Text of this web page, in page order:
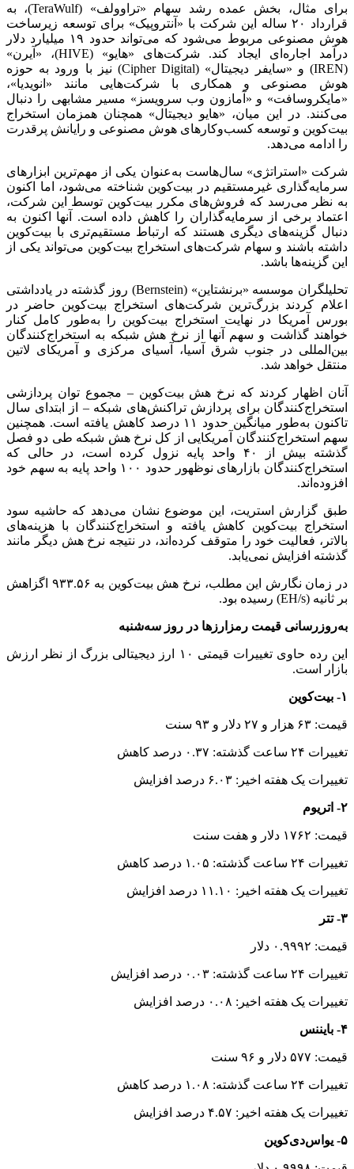
برای مثال، بخش عمده رشد سهام «تراوولف» (TeraWulf)، به
قرارداد ۲۰ ساله این شرکت با «آنتروپیک» برای توسعه زیرساخت
هوش مصنوعی مربوط می‌شود که می‌تواند حدود ۱۹ میلیارد دلار
درآمد اجاره‌ای ایجاد کند. شرکت‌های «هایو» (HIVE)، «آیرن»
(IREN) و «سایفر دیجیتال» (Cipher Digital) نیز با ورود به حوزه
هوش مصنوعی و همکاری با شرکت‌هایی مانند «انویدیا»،
«مایکروسافت» و «آمازون وب سرویسز» مسیر مشابهی را دنبال
می‌کنند. در این میان، «هایو دیجیتال» همچنان همزمان استخراج
بیت‌کوین و توسعه کسب‌وکارهای هوش مصنوعی و رایانش پرقدرت
را ادامه می‌دهد.
شرکت «استراتژی» سال‌هاست به‌عنوان یکی از مهم‌ترین ابزارهای
سرمایه‌گذاری غیرمستقیم در بیت‌کوین شناخته می‌شود، اما اکنون
به نظر می‌رسد که فروش‌های مکرر بیت‌کوین توسط این شرکت،
اعتماد برخی از سرمایه‌گذاران را کاهش داده است. آنها اکنون به
دنبال گزینه‌های دیگری هستند که ارتباط مستقیم‌تری با بیت‌کوین
داشته باشند و سهام شرکت‌های استخراج بیت‌کوین می‌تواند یکی از
این گزینه‌ها باشد.
تحلیلگران موسسه «برنشتاین» (Bernstein) روز گذشته در یادداشتی
اعلام کردند بزرگ‌ترین شرکت‌های استخراج بیت‌کوین حاضر در
بورس آمریکا در نهایت استخراج بیت‌کوین را به‌طور کامل کنار
خواهند گذاشت و سهم آنها از نرخ هش شبکه به استخراج‌کنندگان
بین‌المللی در جنوب شرق آسیا، آسیای مرکزی و آمریکای لاتین
منتقل خواهد شد.
آنان اظهار کردند که نرخ هش بیت‌کوین – مجموع توان پردازشی
استخراج‌کنندگان برای پردازش تراکنش‌های شبکه – از ابتدای سال
تاکنون به‌طور میانگین حدود ۱۱ درصد کاهش یافته است. همچنین
سهم استخراج‌کنندگان آمریکایی از کل نرخ هش شبکه طی دو فصل
گذشته بیش از ۴۰ واحد پایه نزول کرده است، در حالی که
استخراج‌کنندگان بازارهای نوظهور حدود ۱۰۰ واحد پایه به سهم خود
افزوده‌اند.
طبق گزارش استریت، این موضوع نشان می‌دهد که حاشیه سود
استخراج بیت‌کوین کاهش یافته و استخراج‌کنندگان با هزینه‌های
بالاتر، فعالیت خود را متوقف کرده‌اند، در نتیجه نرخ هش دیگر مانند
گذشته افزایش نمی‌یابد.
در زمان نگارش این مطلب، نرخ هش بیت‌کوین به ۹۳۳.۵۶ اگزاهش
بر ثانیه (EH/s) رسیده بود.
به‌روزرسانی قیمت رمزارزها در روز سه‌شنبه
این رده حاوی تغییرات قیمتی ۱۰ ارز دیجیتالی بزرگ از نظر ارزش
بازار است.
۱- بیت‌کوین
قیمت: ۶۳ هزار و ۲۷ دلار و ۹۳ سنت
تغییرات ۲۴ ساعت گذشته: ۰.۳۷ درصد کاهش
تغییرات یک هفته اخیر: ۶.۰۳ درصد افزایش
۲- اتریوم
قیمت: ۱۷۶۲ دلار و هفت سنت
تغییرات ۲۴ ساعت گذشته: ۱.۰۵ درصد کاهش
تغییرات یک هفته اخیر: ۱۱.۱۰ درصد افزایش
۳- تتر
قیمت: ۰.۹۹۹۲ دلار
تغییرات ۲۴ ساعت گذشته: ۰.۰۳ درصد افزایش
تغییرات یک هفته اخیر: ۰.۰۸ درصد افزایش
۴- بایننس‌
قیمت: ۵۷۷ دلار و ۹۶ سنت
تغییرات ۲۴ ساعت گذشته: ۱.۰۸ درصد کاهش
تغییرات یک هفته اخیر: ۴.۵۷ درصد افزایش
۵- یواس‌دی‌کوین